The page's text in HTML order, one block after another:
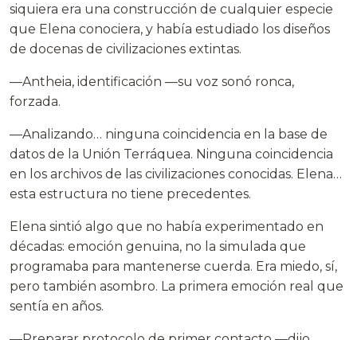
siquiera era una construcción de cualquier especie
que Elena conociera, y había estudiado los diseños
de docenas de civilizaciones extintas.
—Antheia, identificación —su voz sonó ronca,
forzada.
—Analizando… ninguna coincidencia en la base de
datos de la Unión Terráquea. Ninguna coincidencia
en los archivos de las civilizaciones conocidas. Elena…
esta estructura no tiene precedentes.
Elena sintió algo que no había experimentado en
décadas: emoción genuina, no la simulada que
programaba para mantenerse cuerda. Era miedo, sí,
pero también asombro. La primera emoción real que
sentía en años.